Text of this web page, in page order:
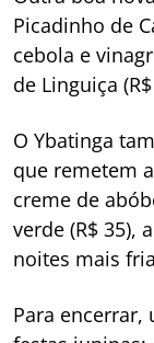
Picadinho de
cebola e
de Linguiça
O Ybatinga
que remetem
creme de
verde (R$ 35),
noites mais
Para encerrar,